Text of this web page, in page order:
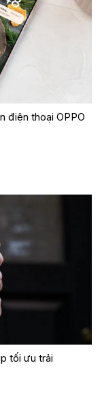
điện thoại OPPO
tối ưu trải